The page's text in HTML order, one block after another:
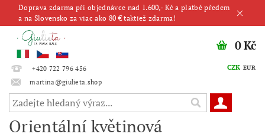
Doprava zdarma při objednávce nad 1.600,- Kč a platbě předem
a na Slovensko za viac ako 80 € taktiež zdarma!
+420 722 796 456
martina@giulieta.shop
CZK EUR
0 Kč
Orientální květinová